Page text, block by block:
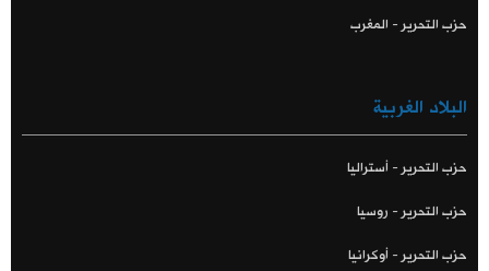
حزب التحرير - المغرب
البلاد الغربية
حزب التحرير - أستراليا
حزب التحرير - روسيا
حزب التحرير - أوكرانيا